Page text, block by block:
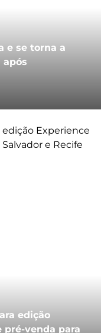
e se torna a
após
edição
pré-venda para